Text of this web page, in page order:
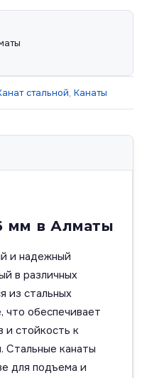
стальной, Канаты
мм в Алматы
и надежный
в различных
из стальных
что обеспечивает
и стойкость к
Стальные канаты
для подъема и